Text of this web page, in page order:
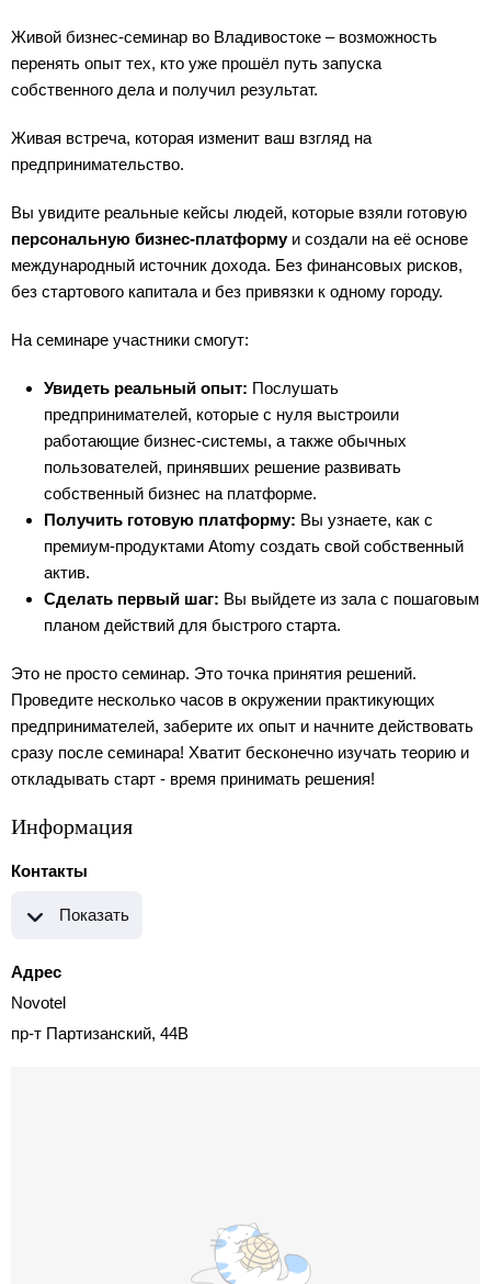
Живой бизнес-семинар во Владивостоке – возможность
перенять опыт тех, кто уже прошёл путь запуска
собственного дела и получил результат.
Живая встреча, которая изменит ваш взгляд на
предпринимательство.
Вы увидите реальные кейсы людей, которые взяли готовую
персональную бизнес-платформу и создали на её основе
международный источник дохода. Без финансовых рисков,
без стартового капитала и без привязки к одному городу.
На семинаре участники смогут:
Увидеть реальный опыт: Послушать
предпринимателей, которые с нуля выстроили
работающие бизнес-системы, а также обычных
пользователей, принявших решение развивать
собственный бизнес на платформе.
Получить готовую платформу: Вы узнаете, как с
премиум-продуктами Atomy создать свой собственный
актив.
Сделать первый шаг: Вы выйдете из зала с пошаговым
планом действий для быстрого старта.
Это не просто семинар. Это точка принятия решений.
Проведите несколько часов в окружении практикующих
предпринимателей, заберите их опыт и начните действовать
сразу после семинара! Хватит бесконечно изучать теорию и
откладывать старт - время принимать решения!
Информация
Контакты
Показать
Адрес
Novotel
пр-т Партизанский, 44В